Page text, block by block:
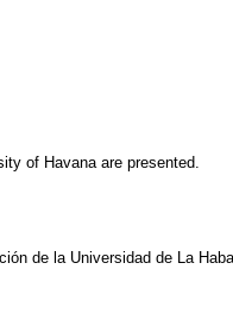
of Havana are presented.
de la Universidad de La